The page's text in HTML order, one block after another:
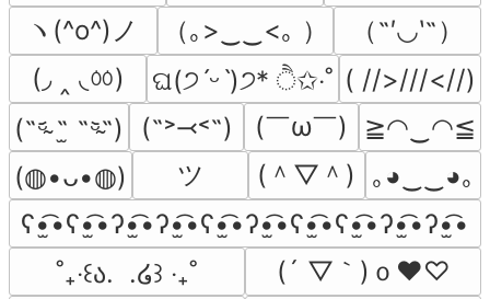
ヽ(^o^)ノ
（｡>‿‿<｡ ）
（˶′◡‵˶）
(◞ ‸ ◟ㆀ)
ଘ(੭ˊᵕˋ)੭* ੈ✩‧˚ ( //>///<//)
(˵ᵕ̴᷄ ˶̫ ˶ᵕ̴᷅˵)
(˶˃⤙˂˶) (￣ω￣﻿)
≧◠‿◠≦
(⁠◍⁠•⁠ᴗ⁠•⁠◍⁠)
ツ (＾▽＾)
｡◕‿‿◕｡
ʕ•̫͡•ʕ•̫͡•ʔ•̫͡•ʔ•̫͡•ʕ•̫͡•ʔ•̫͡•ʕ•̫͡•ʕ•̫͡•ʔ•̫͡•ʔ•̫͡•
˚₊‧꒰ა.  .໒꒱ ‧₊˚
(´ ▽｀)ｏ♥♡